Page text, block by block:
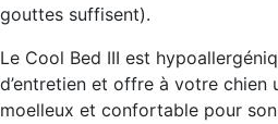
gouttes suffisent).
Le Cool Bed III est
d’entretien et offre à votre
moelleux et confortable pour